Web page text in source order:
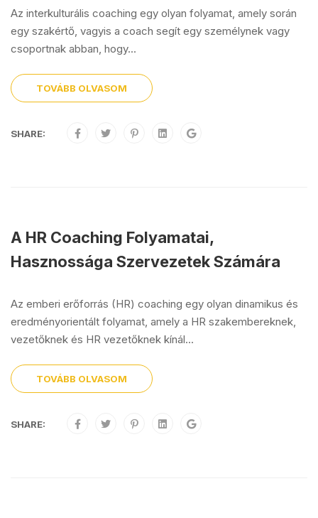
Az interkulturális coaching egy olyan folyamat, amely során
egy szakértő, vagyis a coach segít egy személynek vagy
csoportnak abban, hogy...
TOVÁBB OLVASOM
SHARE:
A HR Coaching Folyamatai,
Hasznossága Szervezetek Számára
Az emberi erőforrás (HR) coaching egy olyan dinamikus és
eredményorientált folyamat, amely a HR szakembereknek,
vezetőknek és HR vezetőknek kínál...
TOVÁBB OLVASOM
SHARE: